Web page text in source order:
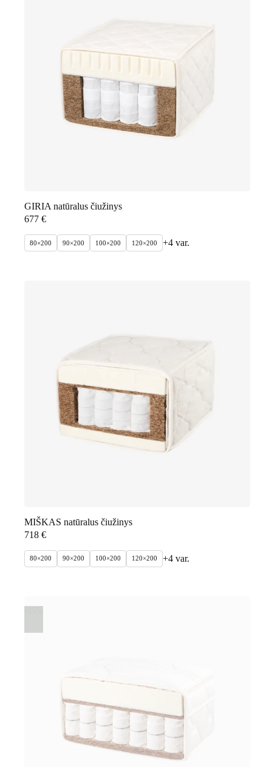
GIRIA natūralus čiužinys
677 €
80×200 90×200 100×200 120×200 +4 var.
MIŠKAS natūralus čiužinys
718 €
80×200 90×200 100×200 120×200 +4 var.